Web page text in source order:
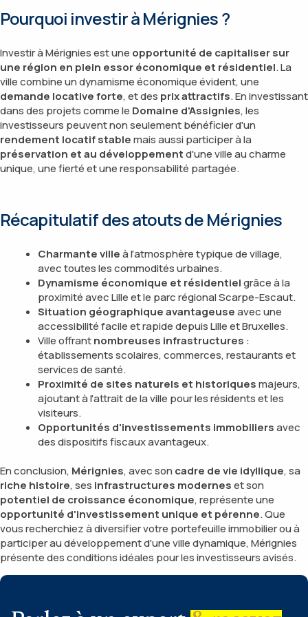
Pourquoi investir à Mérignies ?
Investir à Mérignies est une opportunité de capitaliser sur
une région en plein essor économique et résidentiel. La
ville combine un dynamisme économique évident, une
demande locative forte, et des prix attractifs. En investissant
dans des projets comme le Domaine d'Assignies, les
investisseurs peuvent non seulement bénéficier d'un
rendement locatif stablemais aussi participer à la
préservation et au développementd'une ville au charme
unique, une fierté et une responsabilité partagée.
Récapitulatif des atouts de Mérignies
Charmante villeà l'atmosphère typique de village,
avec toutes les commodités urbaines.
Dynamisme économique et résidentielgrâce à la
proximité avec Lille et le parc régional Scarpe-Escaut.
Situation géographique avantageuseavec une
accessibilité facile et rapide depuis Lille et Bruxelles.
Ville offrantnombreuses infrastructures :
établissements scolaires, commerces, restaurants et
services de santé.
Proximité de sites naturels et historiquesmajeurs,
ajoutant à l'attrait de la ville pour les résidents et les
visiteurs.
Opportunités d'investissements immobiliersavec
des dispositifs fiscaux avantageux.
En conclusion, Mérignies, avec son cadre de vie idyllique, sa
riche histoire, ses infrastructures moderneset son
potentiel de croissance économique, représente une
opportunité d'investissement unique et pérenne. Que
vous recherchiez à diversifier votre portefeuille immobilier ou à
participer au développement d'une ville dynamique, Mérignies
présente des conditions idéales pour les investisseurs avisés.